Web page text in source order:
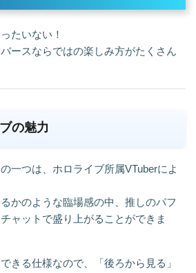
たいない！
ースならではの楽しみ方がたくさん
の魅力
一つは、ホロライブ所属VTuberによ
かのような臨場感の中、推しのパフ
ャットで盛り上がることができま
きる仕様なので、「後ろから見る」